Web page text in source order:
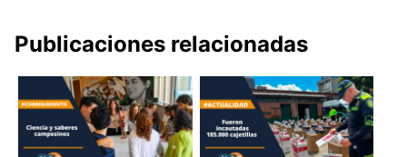
Publicaciones relacionadas